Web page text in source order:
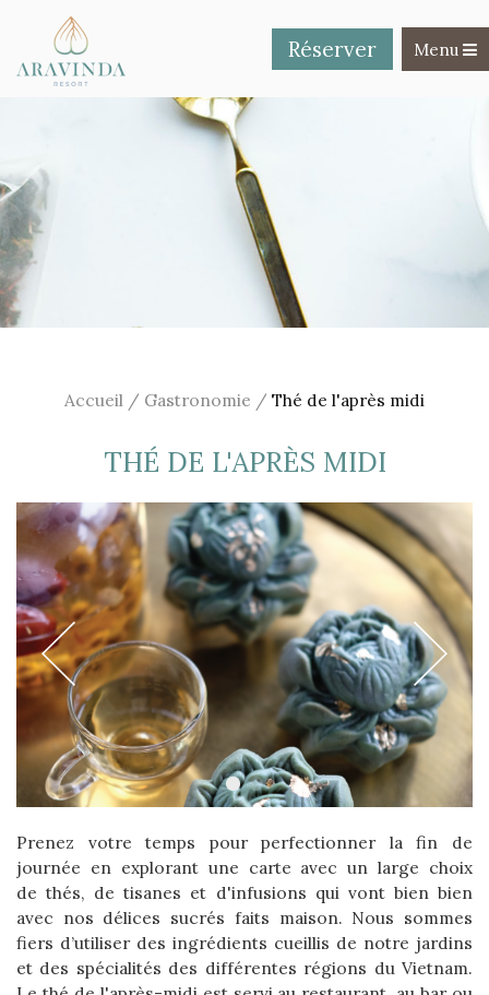
Toggle
Menu
Réserver
Accueil / Gastronomie / Thé de l'après midi
THÉ DE L'APRÈS MIDI
Prenez votre temps pour perfectionner la fin de
journée en explorant une carte avec un large choix
de thés, de tisanes et d'infusions qui vont bien bien
avec nos délices sucrés faits maison. Nous sommes
fiers d’utiliser des ingrédients cueillis de notre jardins
et des spécialités des différentes régions du Vietnam.